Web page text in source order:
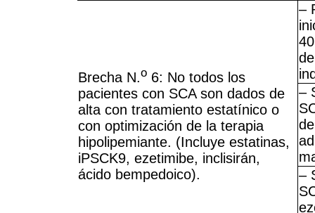
Brecha N.o 6: No todos los
pacientes con SCA son dados de
alta con tratamiento estatínico o
con optimización de la terapia
hipolipemiante. (Incluye estatinas,
iPSCK9, ezetimibe, inclisirán,
ácido bempedoico).
–
–
–